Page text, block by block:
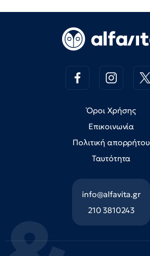
Όροι Χρήσης
Επικοινωνία
Πολιτική απορρήτου
Ταυτότητα
info@alfavita.gr
210 3810243